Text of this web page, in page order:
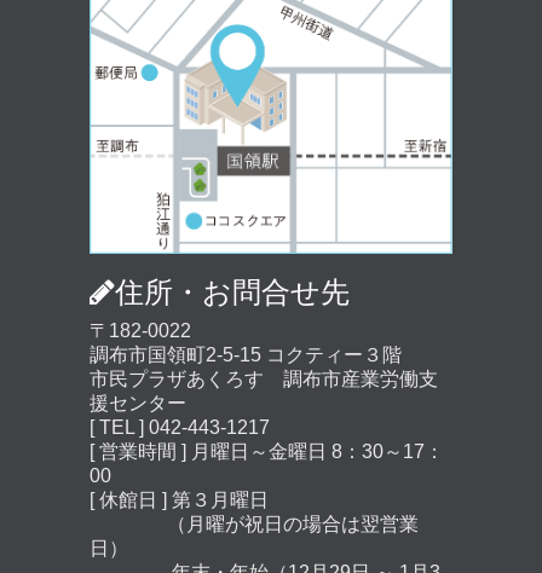
住所・お問合せ先
〒182-0022
調布市国領町2-5-15 コクティー３階
市民プラザあくろす 調布市産業労働支
援センター
[ TEL ] 042-443-1217
[ 営業時間 ] 月曜日～金曜日 8：30～17：
00
[ 休館日 ] 第３月曜日
（月曜が祝日の場合は翌営業
日）